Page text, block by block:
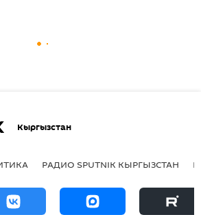
Кыргызстан
РАДИО SPUTNIK КЫРГЫЗСТАН